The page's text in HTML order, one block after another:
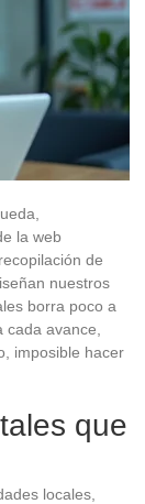
la web
de
nuestros
borra poco a
avance,
imposible hacer
que
locales,